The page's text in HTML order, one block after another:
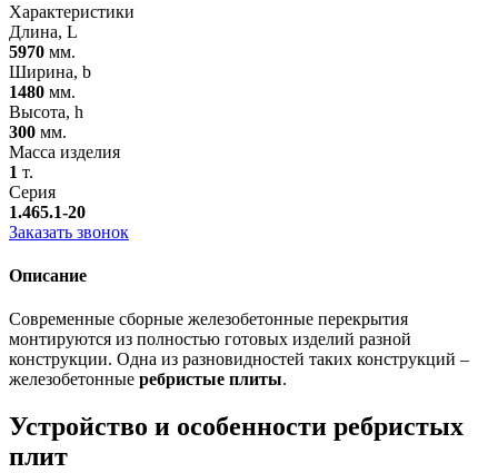
Характеристики
Длина, L
5970 мм.
Ширина, b
1480 мм.
Высота, h
300 мм.
Масса изделия
1 т.
Серия
1.465.1-20
Заказать звонок
Описание
Современные сборные железобетонные перекрытия
монтируются из полностью готовых изделий разной
конструкции. Одна из разновидностей таких конструкций –
железобетонные ребристые плиты.
Устройство и особенности ребристых
плит